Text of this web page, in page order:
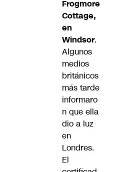
Frogmore
Cottage,
en
Windsor.
Algunos
medios
británicos
más tarde
informaro
n que ella
dio a luz
en
Londres.
El